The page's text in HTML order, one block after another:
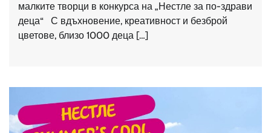
малките творци в конкурса на „Нестле за по-здрави
деца“ С вдъхновение, креативност и безброй
цветове, близо 1000 деца […]